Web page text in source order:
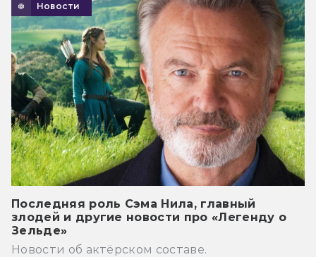
Новости
Последняя роль Сэма Нила, главный
злодей и другие новости про «Легенду о
Зельде»
Новости об актёрском составе.